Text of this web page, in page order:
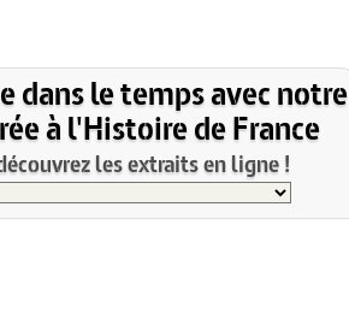
dans le temps avec notre
à l'Histoire de France
les extraits en ligne !